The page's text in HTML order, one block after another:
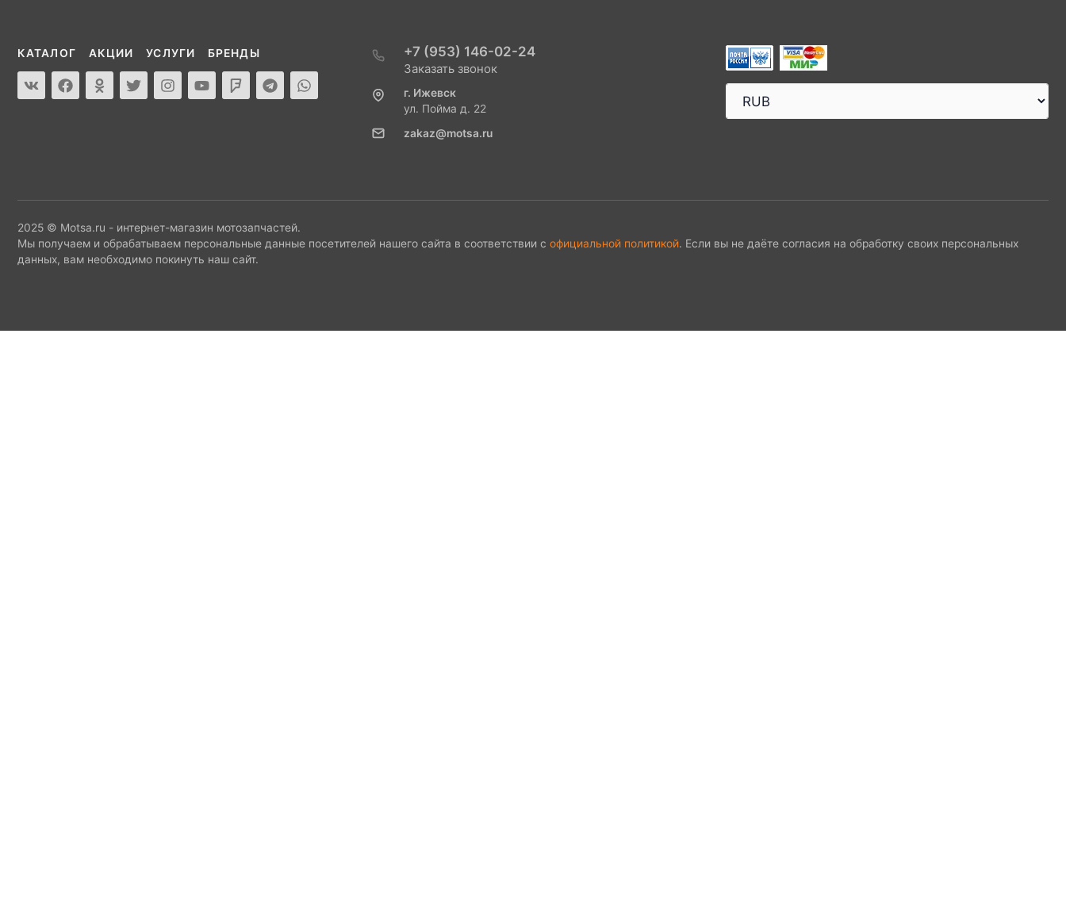
КАТАЛОГ АКЦИИ УСЛУГИ БРЕНДЫ +7 (953) 146-02-24
Заказать звонок
г. Ижевск
ул. Пойма д. 22
zakaz@motsa.ru
2025 © Motsa.ru - интернет-магазин мотозапчастей.
Мы получаем и обрабатываем персональные данные посетителей нашего сайта в соответствии с официальной политикой. Если вы не даёте согласия на обработку своих персональных
данных, вам необходимо покинуть наш сайт.